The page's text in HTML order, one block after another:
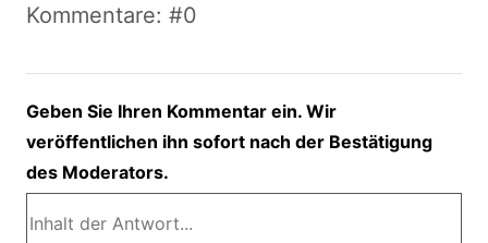
Kommentare: #0
Geben Sie Ihren Kommentar ein. Wir
veröffentlichen ihn sofort nach der Bestätigung
des Moderators.